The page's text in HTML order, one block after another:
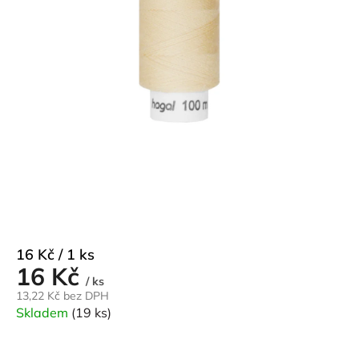
16 Kč / ks
13,22 Kč bez DPH
Měrná
cena:
16 Kč / 1 ks
Skladem (19 ks)